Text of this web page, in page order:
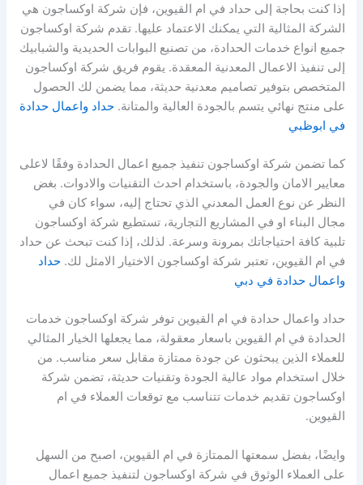
إذا كنت بحاجة إلى حداد في ام القيوين، فإن شركة اوكساجون هي
الشركة المثالية التي يمكنك الاعتماد عليها. تقدم شركة اوكساجون
جميع انواع خدمات الحدادة، من تصنيع البوابات الحديدية والشبابيك
إلى تنفيذ الاعمال المعدنية المعقدة. يقوم فريق شركة اوكساجون
المتخصص بتوفير تصاميم معدنية حديثة، مما يضمن لك الحصول
على منتج نهائي يتسم بالجودة العالية والمتانة.حداد واعمال حدادة
في ابوظبي
كما تضمن شركة اوكساجون تنفيذ جميع اعمال الحدادة وفقًا لاعلى
معايير الامان والجودة، باستخدام احدث التقنيات والادوات. بغض
النظر عن نوع العمل المعدني الذي تحتاج إليه، سواء كان في
مجال البناء او في المشاريع التجارية، تستطيع شركة اوكساجون
تلبية كافة احتياجاتك بمرونة وسرعة. لذلك، إذا كنت تبحث عن حداد
في ام القيوين، تعتبر شركة اوكساجون الاختيار الامثل لك.حداد
واعمال حدادة في دبي
حداد واعمال حدادة في ام القيوين توفر شركة اوكساجون خدمات
الحدادة في ام القيوين باسعار معقولة، مما يجعلها الخيار المثالي
للعملاء الذين يبحثون عن جودة ممتازة مقابل سعر مناسب. من
خلال استخدام مواد عالية الجودة وتقنيات حديثة، تضمن شركة
اوكساجون تقديم خدمات تتناسب مع توقعات العملاء في ام
القيوين.
وايضًا، بفضل سمعتها الممتازة في ام القيوين، اصبح من السهل
على العملاء الوثوق في شركة اوكساجون لتنفيذ جميع اعمال